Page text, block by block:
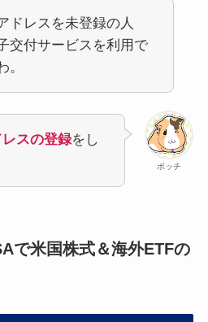
ドレスを未登録の人
交付サービスを利用で
。
ボッチ
スの登録をし
で米国株式＆海外ETFの